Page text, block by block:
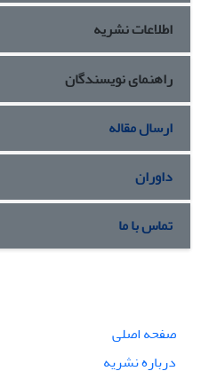
اطلاعات نشریه
راهنمای نویسندگان
ارسال مقاله
داوران
تماس با ما
صفحه اصلی
درباره نشریه